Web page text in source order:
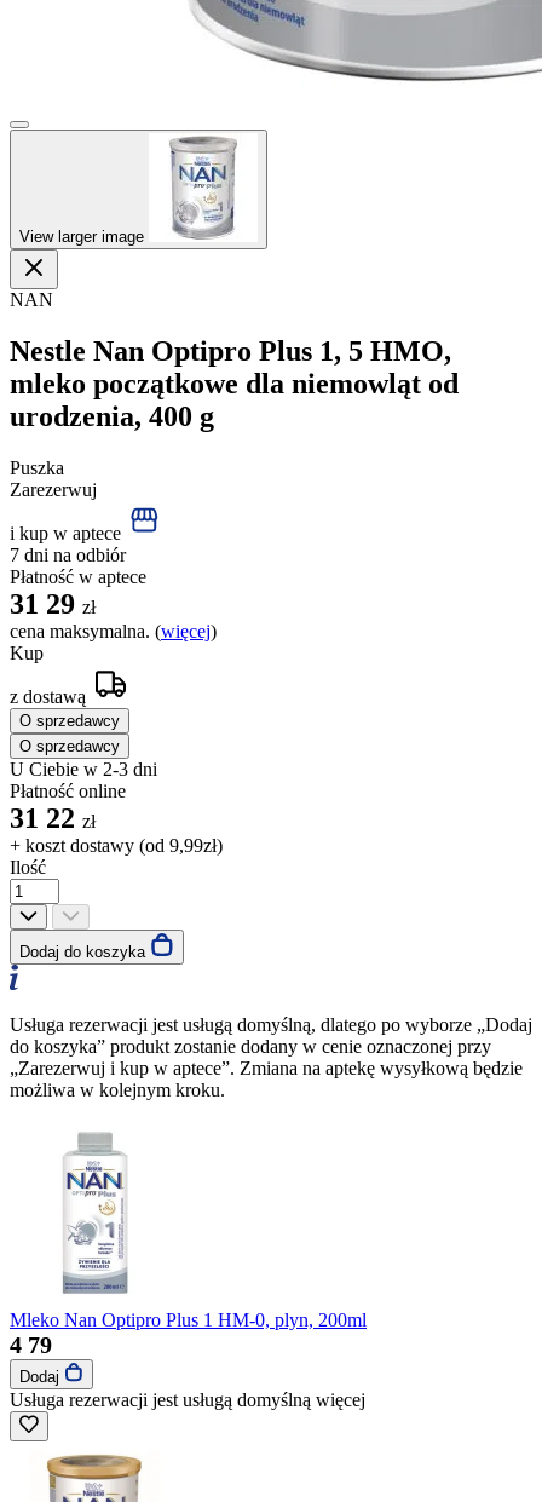
View larger image
NAN
Nestle Nan Optipro Plus 1, 5 HMO,
mleko początkowe dla niemowląt od
urodzenia, 400 g
Puszka
Zarezerwuj
i kup w aptece
7 dni na odbiór
Płatność w aptece
31 29 zł
cena maksymalna. (więcej)
Kup
z dostawą
O sprzedawcy
O sprzedawcy
U Ciebie w 2-3 dni
Płatność online
31 22 zł
+ koszt dostawy (od 9,99zł)
Ilość
Dodaj do koszyka
Usługa rezerwacji jest usługą domyślną, dlatego po wyborze „Dodaj
do koszyka” produkt zostanie dodany w cenie oznaczonej przy
„Zarezerwuj i kup w aptece”. Zmiana na aptekę wysyłkową będzie
możliwa w kolejnym kroku.
Mleko Nan Optipro Plus 1 HM-0, plyn, 200ml
4 79
Dodaj
Usługa rezerwacji jest usługą domyślną więcej